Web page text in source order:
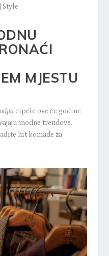
Style
MJESTU
cipele ove će godine
modne trendove.
hit komade za